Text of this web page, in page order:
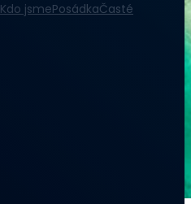
Kdo jsmePosádkaČasté